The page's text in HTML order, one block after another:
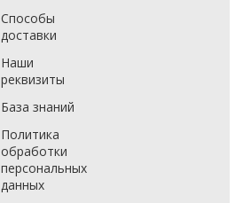
Способы
доставки
Наши
реквизиты
База знаний
Политика
обработки
персональных
данных